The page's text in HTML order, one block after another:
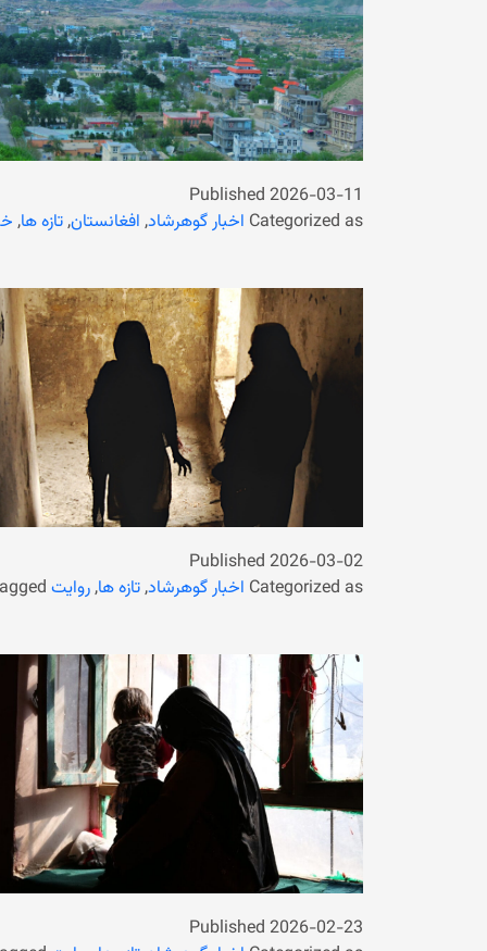
Published 2026-03-11
Categorized as اخبار گوهرشاد, افغانستان,تازه ها,
Published 2026-03-02
Categorized as اخبار گوهرشاد,تازه ها,روایت
Published 2026-02-23